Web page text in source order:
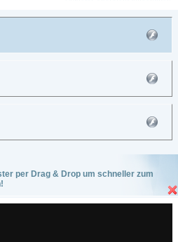
per Drag & Drop um schneller zum